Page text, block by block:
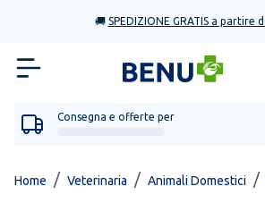
🚚 SPEDIZIONE GRATIS a partire
Consegna e offerte per
Home / Veterinaria / Animali Domestici /